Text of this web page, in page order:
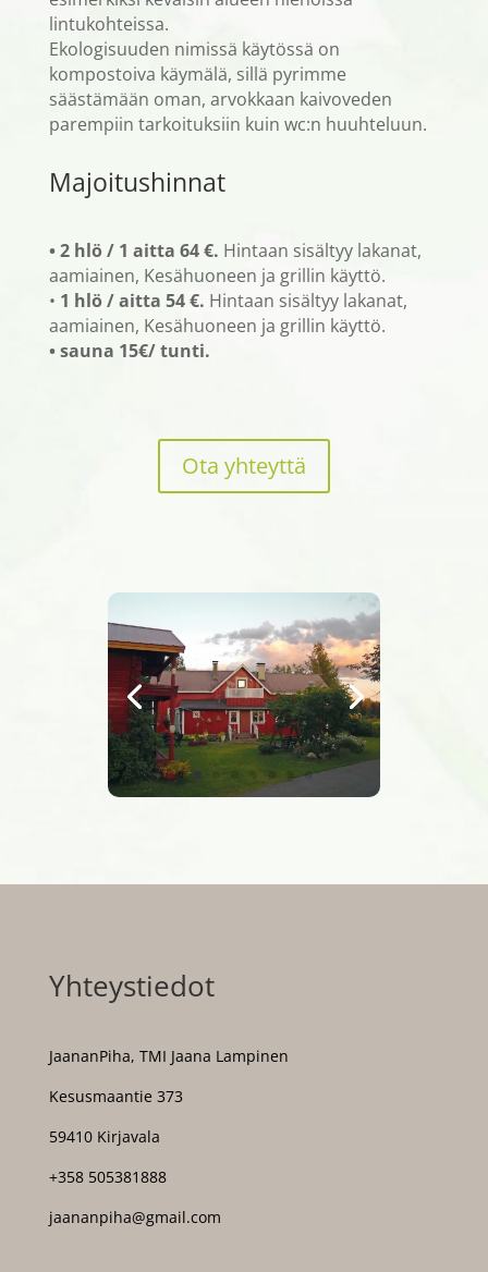
lintukohteissa.
Ekologisuuden nimissä käytössä on
kompostoiva käymälä, sillä pyrimme
säästämään oman, arvokkaan kaivoveden
parempiin tarkoituksiin kuin wc:n huuhteluun.
Majoitushinnat
• 2 hlö / 1 aitta 64 €. Hintaan sisältyy lakanat,
aamiainen, Kesähuoneen ja grillin käyttö.
• 1 hlö / aitta 54 €. Hintaan sisältyy lakanat,
aamiainen, Kesähuoneen ja grillin käyttö.
• sauna 15€/ tunti.
Ota yhteyttä
JaananPiha, TMI Jaana Lampinen